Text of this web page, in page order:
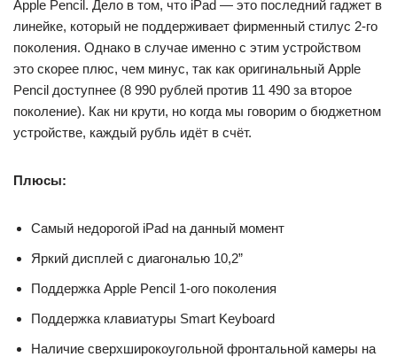
Apple Pencil. Дело в том, что iPad — это последний гаджет в
линейке, который не поддерживает фирменный стилус 2-го
поколения. Однако в случае именно с этим устройством
это скорее плюс, чем минус, так как оригинальный Apple
Pencil доступнее (8 990 рублей против 11 490 за второе
поколение). Как ни крути, но когда мы говорим о бюджетном
устройстве, каждый рубль идёт в счёт.
Плюсы:
Самый недорогой iPad на данный момент
Яркий дисплей с диагональю 10,2”
Поддержка Apple Pencil 1-ого поколения
Поддержка клавиатуры Smart Keyboard
Наличие сверхширокоугольной фронтальной камеры на